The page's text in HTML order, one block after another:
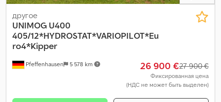
Pfeffenhausen 5 578 km
другое
UNIMOG U400
405/12*HYDROSTAT*VARIOPILOT*Eu
ro4*Kipper
26 900 €27 900 €
Фиксированная цена
(НДС не может быть выделен)